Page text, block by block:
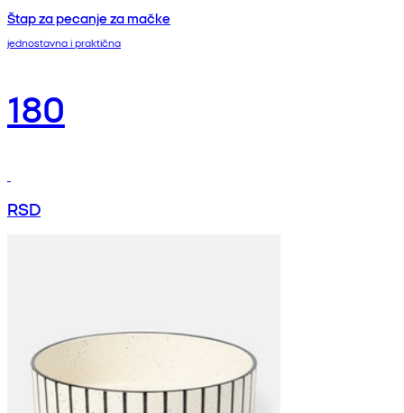
Štap za pecanje za mačke
jednostavna i praktična
180
RSD